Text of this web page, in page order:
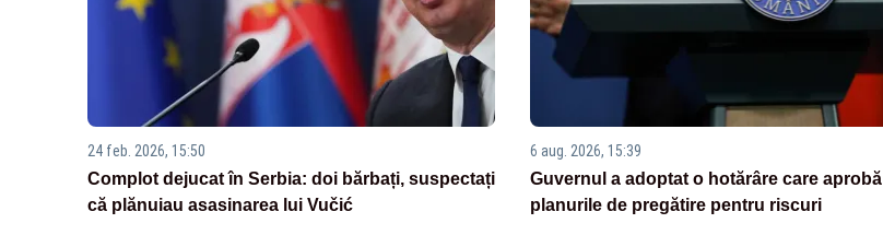
24 feb. 2026, 15:50
Complot dejucat în Serbia: doi bărbați, suspectați
că plănuiau asasinarea lui Vučić
6 aug. 2026, 15:39
Guvernul a adoptat o hotărâre care aprobă
planurile de pregătire pentru riscuri